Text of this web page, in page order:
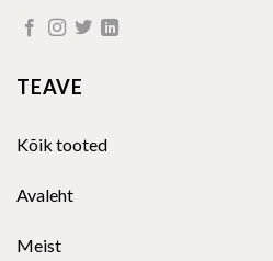
TEAVE
Kõik tooted
Avaleht
Meist